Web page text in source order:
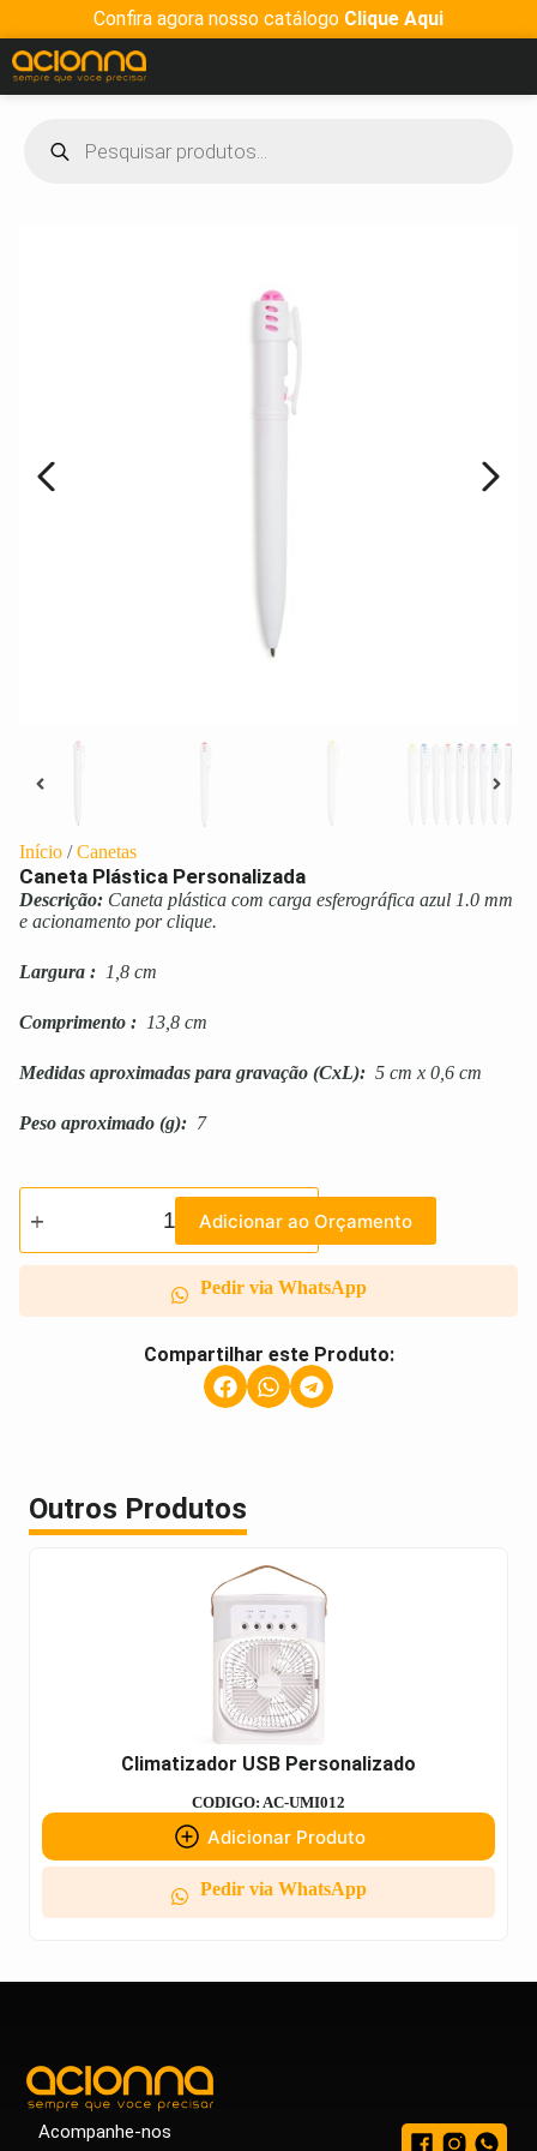
Confira agora nosso catálogo Clique Aqui
Início /Canetas
Caneta Plástica Personalizada
Descrição: Caneta plástica com carga esferográfica azul 1.0 mm
e acionamento por clique.
Largura : 1,8 cm
Comprimento : 13,8 cm
Medidas aproximadas para gravação (CxL): 5 cm x 0,6 cm
Peso aproximado (g): 7
Adicionar ao Orçamento
Pedir via WhatsApp
Compartilhar este Produto:
Outros Produtos
Climatizador USB Personalizado
CODIGO: AC-UMI012
Adicionar Produto
Pedir via WhatsApp
Acompanhe-nos